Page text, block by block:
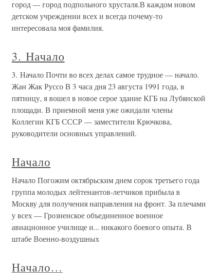
город — город подпольного хрусталя.В каждом новом
детском учреждении всех и всегда почему-то
интересовала моя фамилия.
3. Начало
3. Начало Почти во всех делах самое трудное — начало.
Жан Жак Руссо В 3 часа дня 23 августа 1991 года, в
пятницу, я вошел в новое серое здание КГБ на Лубянской
площади. В приемной меня уже ожидали члены
Коллегии КГБ СССР — заместители Крючкова,
руководители основных управлений.
Начало
Начало Погожим октябрьским днем сорок третьего года
группа молодых лейтенантов-летчиков прибыла в
Москву для получения направления на фронт. За плечами
у всех — Грозненское объединенное военное
авиационное училище и... никакого боевого опыта. В
штабе Военно-воздушных
Начало…